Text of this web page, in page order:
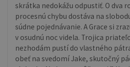
skrátka nedokážu odpustiť. O dva
procesnú chybu dostáva na
súdne pojednávanie. A Grace si
v osudnú noc videla. Trojica
nezhodám pustí do vlastného
obeť na svedomí Jake, skutočný